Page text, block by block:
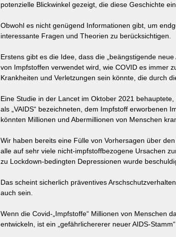
potenzielle Blickwinkel gezeigt, die diese Geschichte
Obwohl es nicht genügend Informationen gibt, um
interessante Fragen und Theorien zu berücksichtigen.
Erstens gibt es die Idee, dass die „beängstigende
von Impfstoffen verwendet wird, wie COVID es immer
Krankheiten und Verletzungen sein könnte, die durch
Eine Studie in der Lancet im Oktober 2021
als „VAIDS“ bezeichneten, dem Impfstoff erworbenen
könnten Millionen und Abermillionen von Menschen
Wir haben bereits eine Fülle von Vorhersagen über
alle auf sehr viele nicht-impfstoffbezogene Ursachen
zu Lockdown-bedingten Depressionen wurde
Das scheint sicherlich präventives
auch sein.
Wenn die Covid-„Impfstoffe“ Millionen von Menschen
entwickeln, ist ein „gefährlichererer neuer AIDS-